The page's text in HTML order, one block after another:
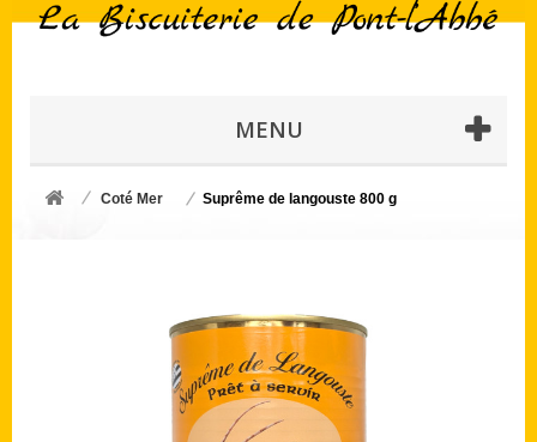
MENU
Coté Mer Suprême de langouste 800 g